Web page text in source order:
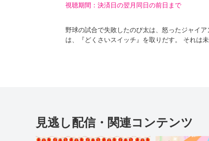
視聴期間：決済日の翌月同日の前日まで
野球の試合で失敗したのび太は、怒ったジャイ
は、『どくさいスイッチ』を取りだす。 それは
そろしい説明を聞いて、さいしょは使うことを
見逃し配信・関連コンテンツ